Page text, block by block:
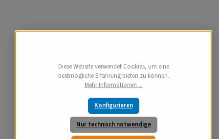
Diese Website verwendet Cookies, um eine
bestmögliche Erfahrung bieten zu können.
Mehr Informationen ...
Nur technisch notwendige
Konfigurieren